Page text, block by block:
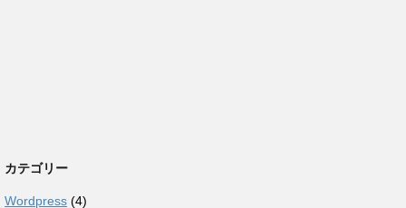
カテゴリー
Wordpress (4)